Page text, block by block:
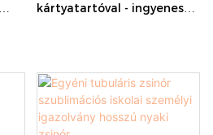
kártyatartóval - ingyenes